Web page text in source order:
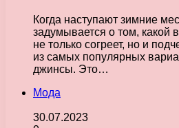
Когда наступают зимние
задумывается о том, какой
не только согреет, но и
из самых популярных
джинсы. Это…
Мода
30.07.2023